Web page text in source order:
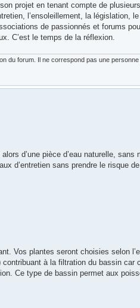
projet en tenant compte de
l’ensoleillement, la législation,
de passionnés et forums
C’est le temps de la réflexion.
du forum. Il ne correspond pas une
d’une pièce d’eau naturelle, sans
d’entretien sans prendre le risque
Vos plantes seront choisies selon
à la filtration du bassin car
Ce type de bassin permet aux